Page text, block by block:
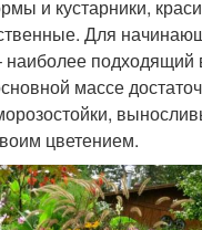
и кустарники,
Для
наиболее подходящий
массе
цветением.